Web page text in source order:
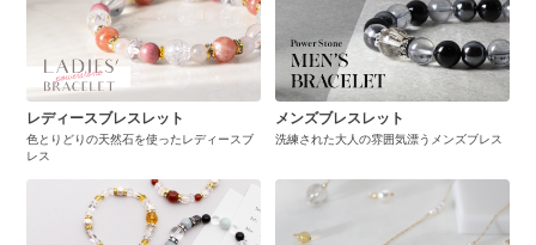
レディースブレスレット
色とりどりの天然石を使ったレディースブ
レス
メンズブレスレット
洗練された大人の雰囲気漂うメンズブレス